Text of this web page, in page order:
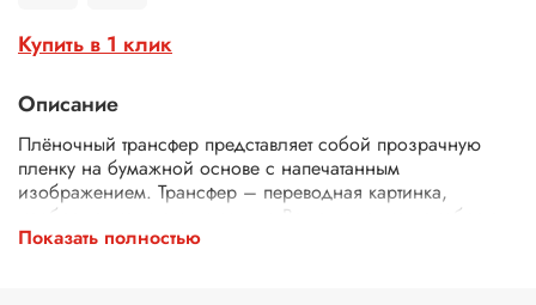
Купить в 1 клик
Описание
Плёночный трансфер представляет собой прозрачную
пленку на бумажной основе с напечатанным
изображением. Трансфер – переводная картинка,
изображение, с его помощью Ваше изделие приобретет
неповторимость и уникальность. Трансферной бумагой
Показать полностью